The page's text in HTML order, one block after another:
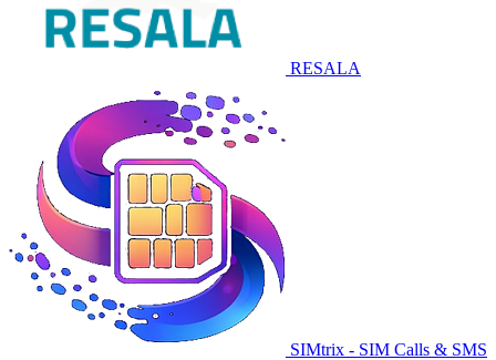
RESALA
SIMtrix - SIM Calls & SMS